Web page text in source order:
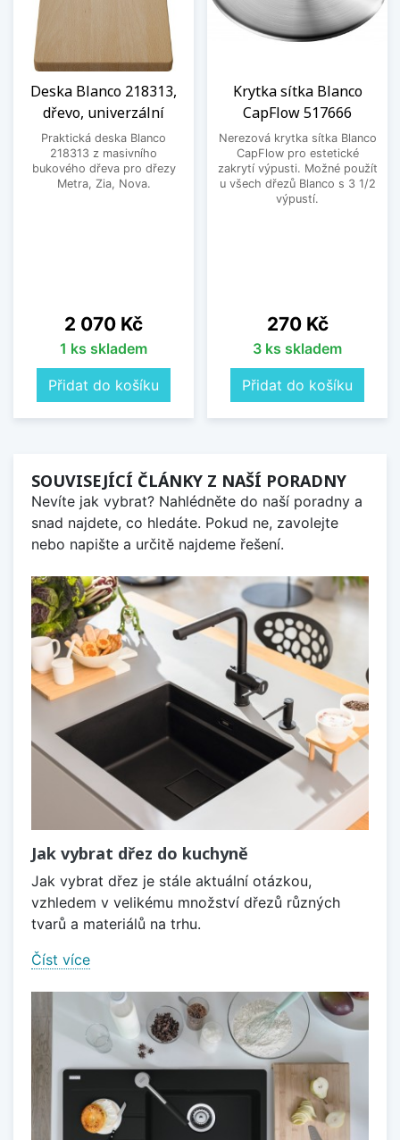
Deska Blanco 218313,
dřevo, univerzální
Praktická deska Blanco
218313 z masivního
bukového dřeva pro dřezy
Metra, Zia, Nova.
Cena
2 070 Kč
1 ks skladem
Přidat do košíku
Krytka sítka Blanco
CapFlow 517666
Nerezová krytka sítka Blanco
CapFlow pro estetické
zakrytí výpusti. Možné použít
u všech dřezů Blanco s 3 1/2
výpustí.
Cena
270 Kč
3 ks skladem
Přidat do košíku
SOUVISEJÍCÍ ČLÁNKY Z NAŠÍ PORADNY
Nevíte jak vybrat? Nahlédněte do naší poradny a
snad najdete, co hledáte. Pokud ne, zavolejte
nebo napište a určitě najdeme řešení.
Jak vybrat dřez do kuchyně
Jak vybrat dřez je stále aktuální otázkou,
vzhledem v velikému množství dřezů různých
tvarů a materiálů na trhu.
Číst více